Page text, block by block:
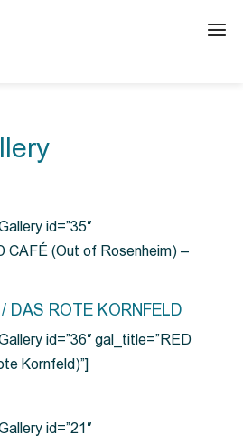
id=”35″
CAFÉ (Out of Rosenheim) –
DAS ROTE KORNFELD
id=”36″ gal_title=”RED
Kornfeld)”]
id=”21″